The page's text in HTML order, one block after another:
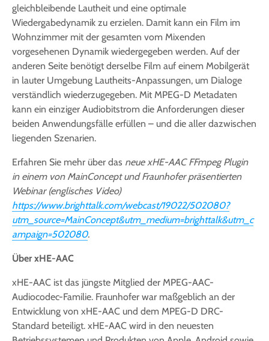
gleichbleibende Lautheit und eine optimale
Wiedergabedynamik zu erzielen. Damit kann ein Film im
Wohnzimmer mit der gesamten vom Mixenden
vorgesehenen Dynamik wiedergegeben werden. Auf der
anderen Seite benötigt derselbe Film auf einem Mobilgerät
in lauter Umgebung Lautheits-Anpassungen, um Dialoge
verständlich wiederzugegeben. Mit MPEG-D Metadaten
kann ein einziger Audiobitstrom die Anforderungen dieser
beiden Anwendungsfälle erfüllen – und die aller dazwischen
liegenden Szenarien.
Erfahren Sie mehr über das neue xHE-AAC FFmpeg Plugin
in einem von MainConcept und Fraunhofer präsentierten
Webinar (englisches Video)
https://www.brighttalk.com/webcast/19022/502080?
utm_source=MainConcept&utm_medium=brighttalk&utm_c
ampaign=502080.
Über xHE-AAC
xHE-AAC ist das jüngste Mitglied der MPEG-AAC-
Audiocodec-Familie. Fraunhofer war maßgeblich an der
Entwicklung von xHE-AAC und dem MPEG-D DRC-
Standard beteiligt. xHE-AAC wird in den neuesten